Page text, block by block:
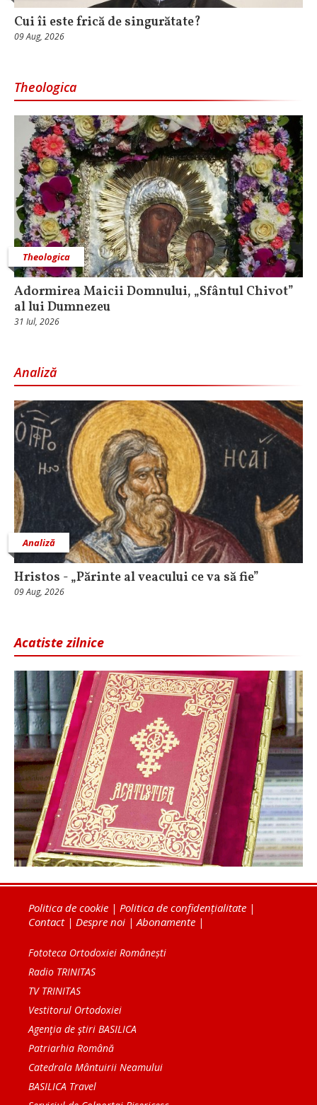
Cui îi este frică de singurătate?
09 Aug, 2026
Theologica
Theologica
Adormirea Maicii Domnului, „Sfântul Chivot”
al lui Dumnezeu
31 Iul, 2026
Analiză
Analiză
Hristos - „Părinte al veacului ce va să fie”
09 Aug, 2026
Acatiste zilnice
Politica de cookie | Politica de confidențialitate |
Contact| Despre noi | Abonamente |
Fototeca Ortodoxiei Românești
Radio TRINITAS
TV TRINITAS
Vestitorul Ortodoxiei
Agenţia de ştiri BASILICA
Patriarhia Română
Catedrala Mântuirii Neamului
BASILICA Travel